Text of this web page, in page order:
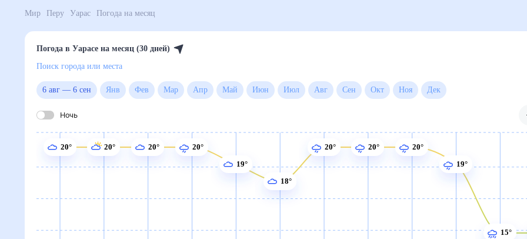
Мир Перу Уарас Погода на месяц
Погода в Уарасе на месяц (30 дней)
Поиск города или места
6 авг— 6 сен Янв Фев Мар Апр Май Июн Июл Авг Сен Окт Ноя
Ночь
20° 20° 20°
20°
19°
18°
20° 20°
20°
19°
15°